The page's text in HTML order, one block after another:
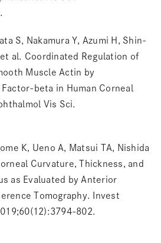
S, Nakamura Y, Azumi H, Shin-
al. Coordinated Regulation of
Muscle Actin by
beta in Human Corneal
Vis Sci.
K, Ueno A, Matsui TA, Nishida
Curvature, Thickness, and
as Evaluated by Anterior
Tomography. Invest
802.